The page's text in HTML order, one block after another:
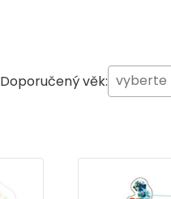
Doporučený věk: